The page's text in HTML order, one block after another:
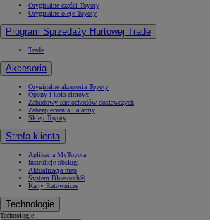
Oryginalne części Toyoty
Oryginalne oleje Toyoty
Program Sprzedaży Hurtowej Trade
Trade
Akcesoria
Oryginalne akcesoria Toyoty
Opony i koła zimowe
Zabudowy samochodów dostawczych
Zabezpieczenia i alarmy
Sklep Toyoty
Strefa klienta
Aplikacja MyToyota
Instrukcje obsługi
Aktualizacja map
System Bluetooth®
Karty Ratownicze
Technologie
Technologie